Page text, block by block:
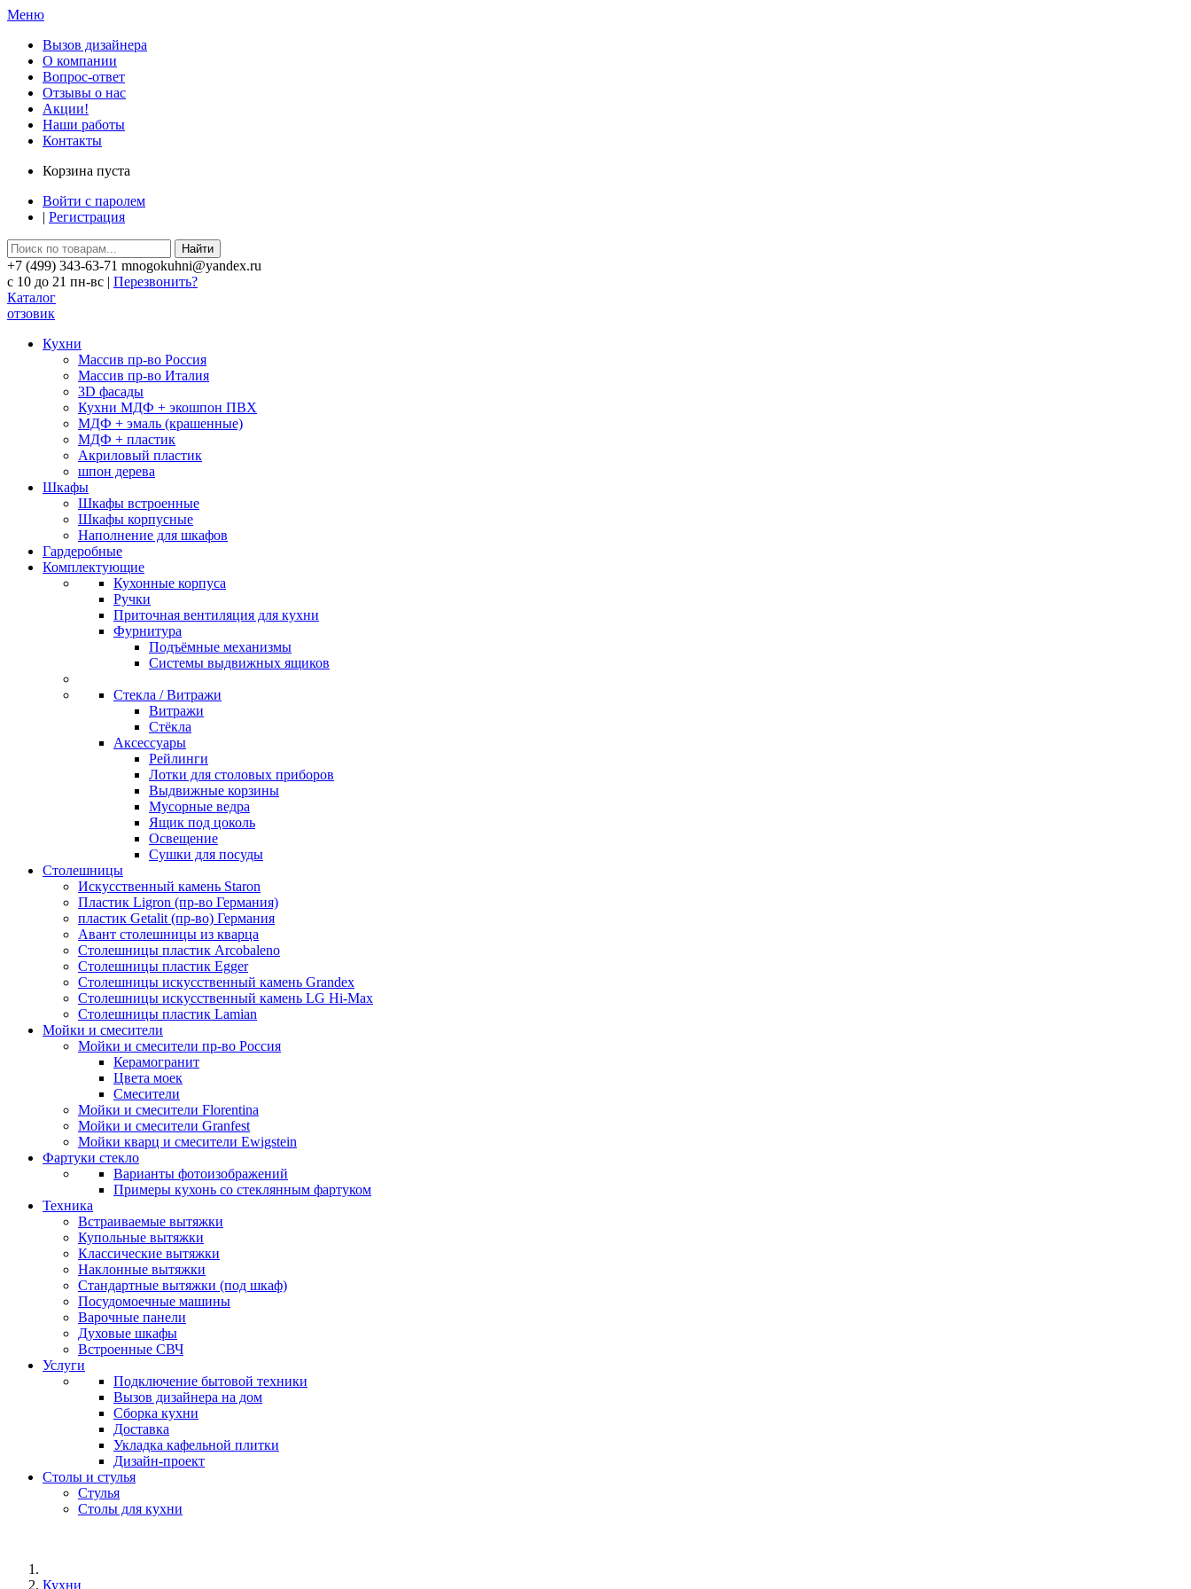
Меню
Вызов дизайнера
О компании
Вопрос-ответ
Отзывы о нас
Акции!
Наши работы
Контакты
Корзина пуста
Войти с паролем
| Регистрация
Найти
+7 (499) 343-63-71 mnogokuhni@yandex.ru
c 10 до 21 пн-вс | Перезвонить?
Каталог
отзовик
Кухни
Массив пр-во Россия
Массив пр-во Италия
3D фасады
Кухни МДФ + экошпон ПВХ
МДФ + эмаль (крашенные)
МДФ + пластик
Акриловый пластик
шпон дерева
Шкафы
Шкафы встроенные
Шкафы корпусные
Наполнение для шкафов
Гардеробные
Комплектующие
Кухонные корпуса
Ручки
Приточная вентиляция для кухни
Фурнитура
Подъёмные механизмы
Системы выдвижных ящиков
Стекла / Витражи
Витражи
Стёкла
Аксессуары
Рейлинги
Лотки для столовых приборов
Выдвижные корзины
Мусорные ведра
Ящик под цоколь
Освещение
Сушки для посуды
Столешницы
Искусственный камень Staron
Пластик Ligron (пр-во Германия)
пластик Getalit (пр-во) Германия
Авант столешницы из кварца
Столешницы пластик Arcobaleno
Столешницы пластик Egger
Столешницы искусственный камень Grandex
Столешницы искусственный камень LG Hi-Max
Столешницы пластик Lamian
Мойки и смесители
Мойки и смесители пр-во Россия
Керамогранит
Цвета моек
Смесители
Мойки и смесители Florentina
Мойки и смесители Granfest
Мойки кварц и смесители Ewigstein
Фартуки стекло
Варианты фотоизображений
Примеры кухонь со стеклянным фартуком
Техника
Встраиваемые вытяжки
Купольные вытяжки
Классические вытяжки
Наклонные вытяжки
Стандартные вытяжки (под шкаф)
Посудомоечные машины
Варочные панели
Духовые шкафы
Встроенные СВЧ
Услуги
Подключение бытовой техники
Вызов дизайнера на дом
Сборка кухни
Доставка
Укладка кафельной плитки
Дизайн-проект
Столы и стулья
Стулья
Столы для кухни
Кухни